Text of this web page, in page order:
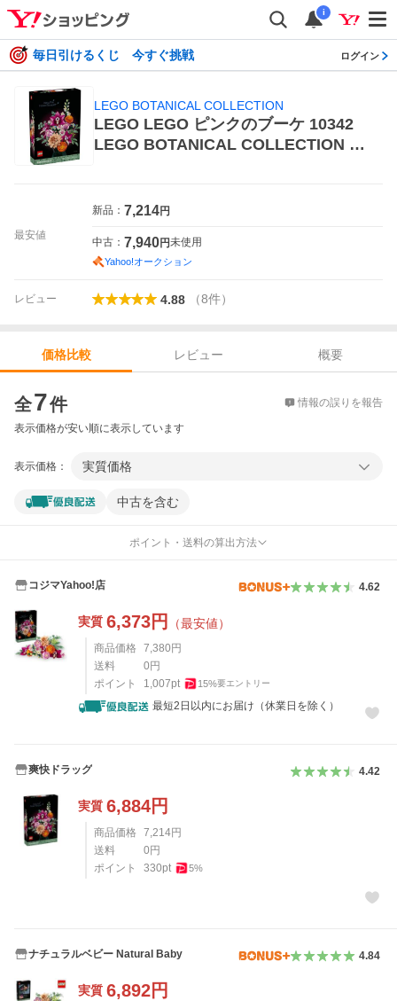
i
毎日引けるくじ 今すぐ挑戦 ログイン
LEGO BOTANICAL COLLECTION
LEGO LEGO ピンクのブーケ 10342
LEGO BOTANICAL COLLECTION ブ
最安値
新品： 7,214円
中古： 7,940円未使用
Yahoo!オークション
レビュー 4.88 （8件）
価格比較 レビュー
概要
全7件 情報の誤りを報告
表示価格が安い順に表示しています
表示価格： 実質価格
中古を含む
ポイント・送料の算出方法
コジマYahoo!店 4.62
実質 6,373円 （最安値）
商品価格 7,380 円
送料
0 円
ポイント
1,007pt 15%要エントリー
最短2日以内にお届け（休業日を除く）
爽快ドラッグ 4.42
実質 6,884円
商品価格 7,214円
送料
0 円
ポイント
330pt 5%
ナチュラルベビー Natural Baby 4.84
実質 6,892円